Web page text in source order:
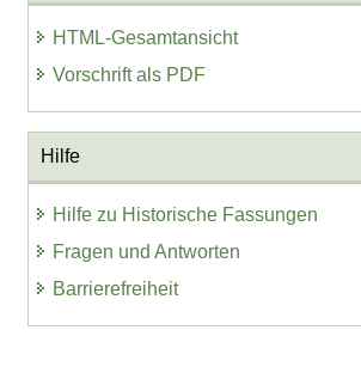
HTML-Gesamtansicht
Vorschrift als PDF
Hilfe
Hilfe zu Historische Fassungen
Fragen und Antworten
Barrierefreiheit